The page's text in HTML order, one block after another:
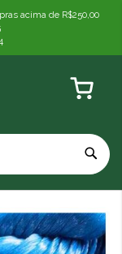
acima de R$250,00
Meu